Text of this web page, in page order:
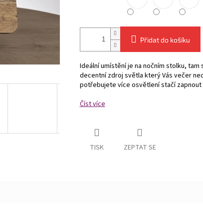
Přidat do košíku
Ideální umístění je na nočním stolku,
decentní zdroj světla který Vás večer
potřebujete více osvětlení stačí zapnout
Číst více
TISK ZEPTAT SE